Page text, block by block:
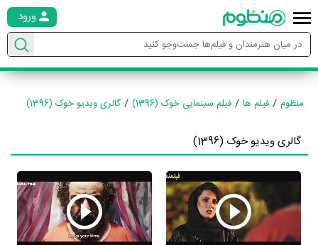
ورود
منظوم فیلم ها فیلم سینمایی خوک (1396) گالری ویدیو خوک (1396)
گالری ویدیو خوک (1396)